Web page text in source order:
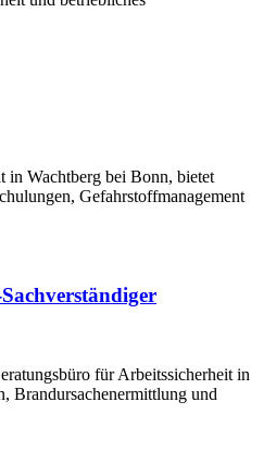
in Wachtberg bei Bonn, bietet
Gefahrstoffmanagement
für Arbeitssicherheit in
Brandursachenermittlung und